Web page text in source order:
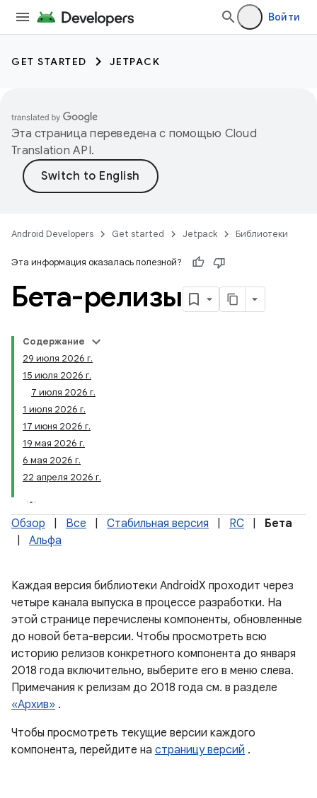
Войти
GET STARTED JETPACK
Эта страница переведена с помощью Cloud
Translation API.
Android Developers Get started Jetpack Библиотеки
Эта информация оказалась полезной?
Бета-релизы
Содержание
29 июля 2026 г.
15 июля 2026 г.
7 июля 2026 г.
1 июля 2026 г.
17 июня 2026 г.
19 мая 2026 г.
6 мая 2026 г.
22 апреля 2026 г.
Обзор Все Стабильная версия RC
Бета
Альфа
Каждая версия библиотеки AndroidX проходит через
четыре канала выпуска в процессе разработки. На
этой странице перечислены компоненты, обновленные
до новой бета-версии. Чтобы просмотреть всю
историю релизов конкретного компонента до января
2018 года включительно, выберите его в меню слева.
Примечания к релизам до 2018 года см. в разделе
«Архив» .
Чтобы просмотреть текущие версии каждого
компонента, перейдите на страницу версий .